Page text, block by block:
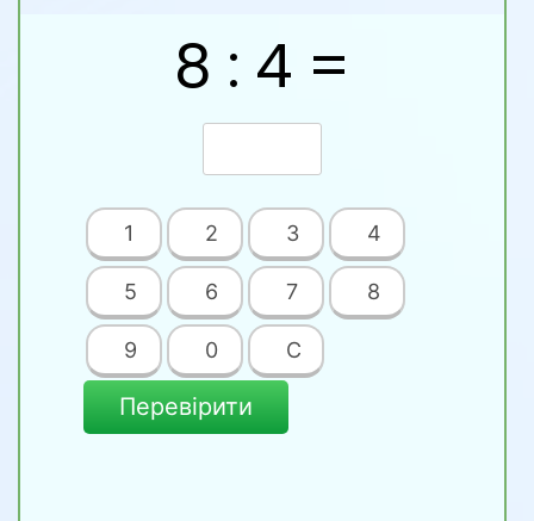
8 : 4 =
1 2 3 4
5 6 7 8
9 0 C
Перевірити